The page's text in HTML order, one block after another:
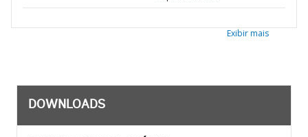
Exibir mais
DOWNLOADS